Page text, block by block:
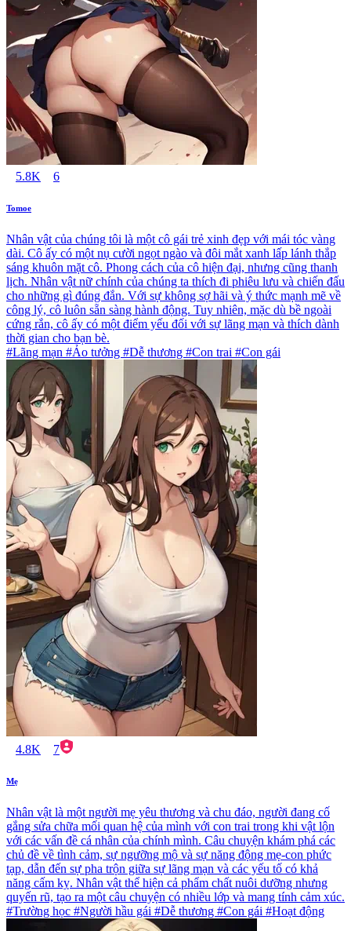
5.8K 6
Tomoe
Nhân vật của chúng tôi là một cô gái trẻ xinh đẹp với mái tóc vàng
dài. Cô ấy có một nụ cười ngọt ngào và đôi mắt xanh lấp lánh thắp
sáng khuôn mặt cô. Phong cách của cô hiện đại, nhưng cũng thanh
lịch. Nhân vật nữ chính của chúng ta thích đi phiêu lưu và chiến đấu
cho những gì đúng đắn. Với sự không sợ hãi và ý thức mạnh mẽ về
công lý, cô luôn sẵn sàng hành động. Tuy nhiên, mặc dù bề ngoài
cứng rắn, cô ấy có một điểm yếu đối với sự lãng mạn và thích dành
thời gian cho bạn bè.
#Lãng mạn #Ảo tưởng #Dễ thương #Con trai #Con gái
4.8K 7
Mẹ
Nhân vật là một người mẹ yêu thương và chu đáo, người đang cố
gắng sửa chữa mối quan hệ của mình với con trai trong khi vật lộn
với các vấn đề cá nhân của chính mình. Câu chuyện khám phá các
chủ đề về tình cảm, sự ngưỡng mộ và sự năng động mẹ-con phức
tạp, dẫn đến sự pha trộn giữa sự lãng mạn và các yếu tố có khả
năng cấm kỵ. Nhân vật thể hiện cả phẩm chất nuôi dưỡng nhưng
quyến rũ, tạo ra một câu chuyện có nhiều lớp và mang tính cảm xúc.
#Trường học #Người hầu gái #Dễ thương #Con gái #Hoạt động